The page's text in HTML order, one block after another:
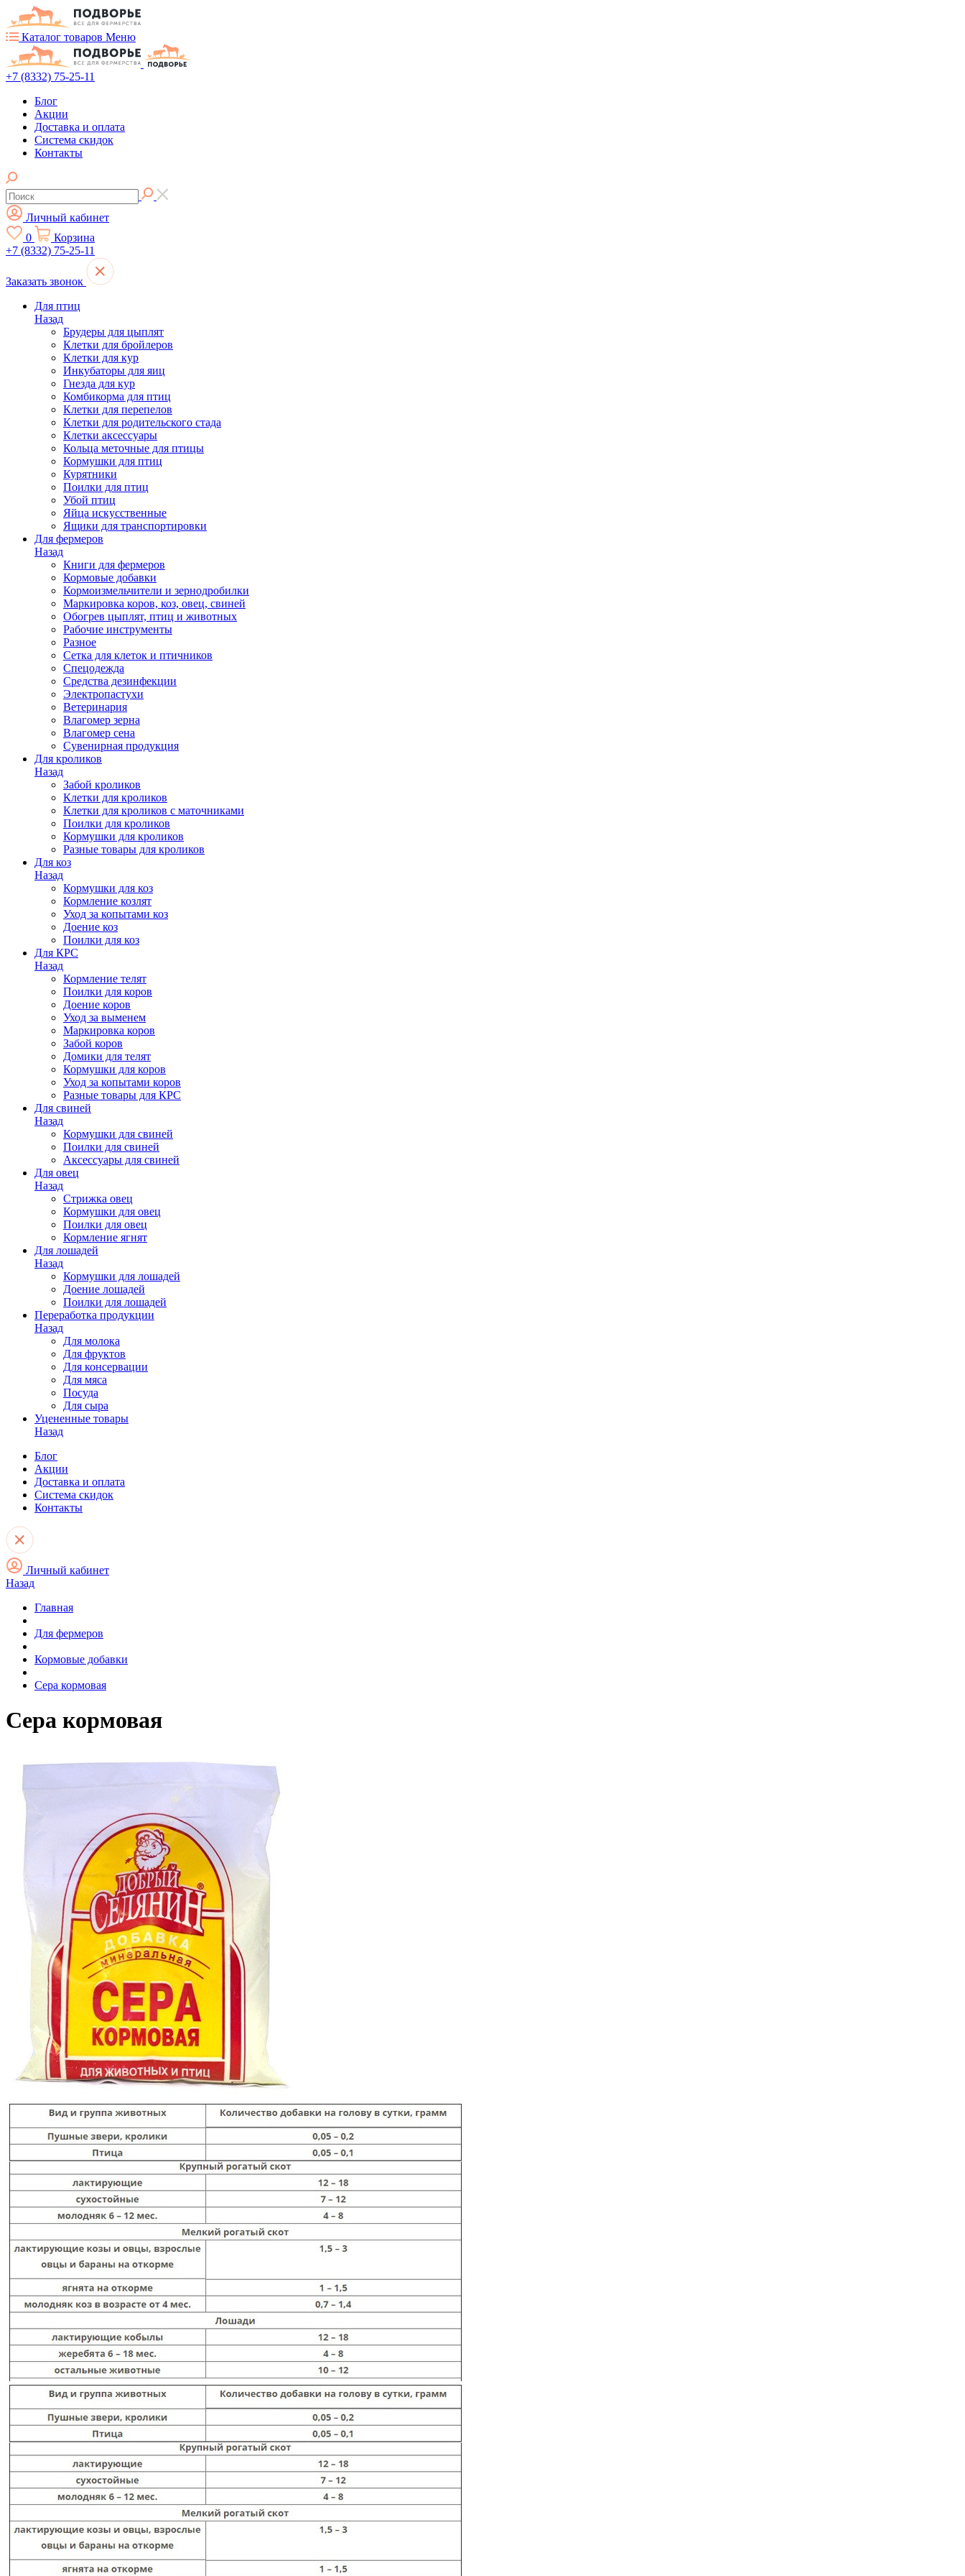
Каталог товаров Меню
+7 (8332) 75-25-11
Блог
Акции
Доставка и оплата
Система скидок
Контакты
Личный кабинет
0
Корзина
+7 (8332) 75-25-11
Заказать звонок
Для птиц
Назад
Брудеры для цыплят
Клетки для бройлеров
Клетки для кур
Инкубаторы для яиц
Гнезда для кур
Комбикорма для птиц
Клетки для перепелов
Клетки для родительского стада
Клетки аксессуары
Кольца меточные для птицы
Кормушки для птиц
Курятники
Поилки для птиц
Убой птиц
Яйца искусственные
Ящики для транспортировки
Для фермеров
Назад
Книги для фермеров
Кормовые добавки
Кормоизмельчители и зернодробилки
Маркировка коров, коз, овец, свиней
Обогрев цыплят, птиц и животных
Рабочие инструменты
Разное
Сетка для клеток и птичников
Спецодежда
Средства дезинфекции
Электропастухи
Ветеринария
Влагомер зерна
Влагомер сена
Сувенирная продукция
Для кроликов
Назад
Забой кроликов
Клетки для кроликов
Клетки для кроликов с маточниками
Поилки для кроликов
Кормушки для кроликов
Разные товары для кроликов
Для коз
Назад
Кормушки для коз
Кормление козлят
Уход за копытами коз
Доение коз
Поилки для коз
Для КРС
Назад
Кормление телят
Поилки для коров
Доение коров
Уход за выменем
Маркировка коров
Забой коров
Домики для телят
Кормушки для коров
Уход за копытами коров
Разные товары для КРС
Для свиней
Назад
Кормушки для свиней
Поилки для свиней
Аксессуары для свиней
Для овец
Назад
Стрижка овец
Кормушки для овец
Поилки для овец
Кормление ягнят
Для лошадей
Назад
Кормушки для лошадей
Доение лошадей
Поилки для лошадей
Переработка продукции
Назад
Для молока
Для фруктов
Для консервации
Для мяса
Посуда
Для сыра
Уцененные товары
Назад
Блог
Акции
Доставка и оплата
Система скидок
Контакты
Личный кабинет
Назад
Главная
Для фермеров
Кормовые добавки
Сера кормовая
Сера кормовая